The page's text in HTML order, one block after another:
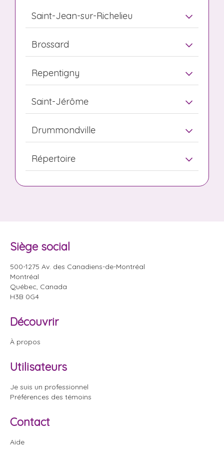
Saint-Jean-sur-Richelieu
Brossard
Repentigny
Saint-Jérôme
Drummondville
Répertoire
Siège social
500-1275 Av. des Canadiens-de-Montréal
Montréal
Québec, Canada
H3B 0G4
Découvrir
À propos
Utilisateurs
Je suis un professionnel
Préférences des témoins
Contact
Aide